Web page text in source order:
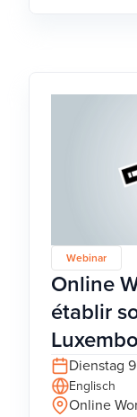
Webinar
Online
établir
Dienstag
Englisch
Online